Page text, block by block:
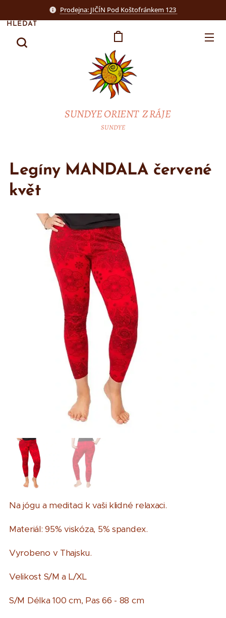
Prodejna: JIČÍN Pod Koštofránkem 123
SUNDYE ORIENT Z RÁJE
SUNDYE
HLEDAT
Legíny MANDALA červené
květ
Na jógu a meditaci k vaši klidné relaxaci.
Materiál: 95% viskóza, 5% spandex.
Vyrobeno v Thajsku.
Velikost S/M a L/XL
S/M Délka 100 cm, Pas 66 - 88 cm